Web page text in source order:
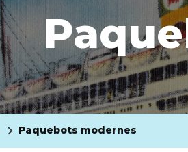
Paquebots modernes